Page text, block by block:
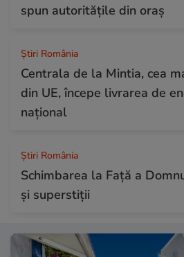
spun autoritățile din oraș
Știri România
Centrala de la Mintia, cea
din UE, începe livrarea de
național
Știri România
Schimbarea la Față a
și superstiții